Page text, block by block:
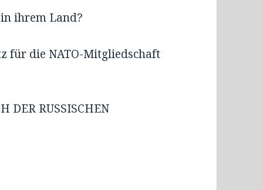
ihrem Land?
für die NATO-Mitgliedschaft
DER RUSSISCHEN